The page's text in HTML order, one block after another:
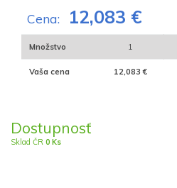
Cena: 12,083 €
Množstvo 1
Vaša cena 12,083 €
Dostupnosť
Sklad ČR 0 Ks